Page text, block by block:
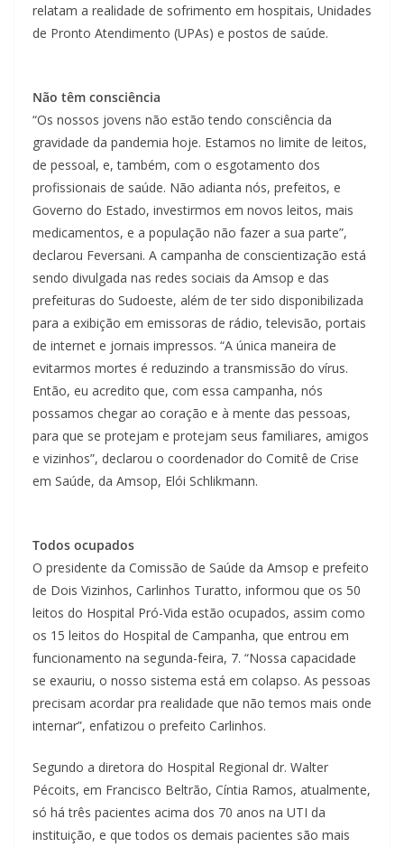
relatam a realidade de sofrimento em hospitais, Unidades
de Pronto Atendimento (UPAs) e postos de saúde.
Não têm consciência
“Os nossos jovens não estão tendo consciência da
gravidade da pandemia hoje. Estamos no limite de leitos,
de pessoal, e, também, com o esgotamento dos
profissionais de saúde. Não adianta nós, prefeitos, e
Governo do Estado, investirmos em novos leitos, mais
medicamentos, e a população não fazer a sua parte”,
declarou Feversani. A campanha de conscientização está
sendo divulgada nas redes sociais da Amsop e das
prefeituras do Sudoeste, além de ter sido disponibilizada
para a exibição em emissoras de rádio, televisão, portais
de internet e jornais impressos. “A única maneira de
evitarmos mortes é reduzindo a transmissão do vírus.
Então, eu acredito que, com essa campanha, nós
possamos chegar ao coração e à mente das pessoas,
para que se protejam e protejam seus familiares, amigos
e vizinhos”, declarou o coordenador do Comitê de Crise
em Saúde, da Amsop, Elói Schlikmann.
Todos ocupados
O presidente da Comissão de Saúde da Amsop e prefeito
de Dois Vizinhos, Carlinhos Turatto, informou que os 50
leitos do Hospital Pró-Vida estão ocupados, assim como
os 15 leitos do Hospital de Campanha, que entrou em
funcionamento na segunda-feira, 7. “Nossa capacidade
se exauriu, o nosso sistema está em colapso. As pessoas
precisam acordar pra realidade que não temos mais onde
internar”, enfatizou o prefeito Carlinhos.
Segundo a diretora do Hospital Regional dr. Walter
Pécoits, em Francisco Beltrão, Cíntia Ramos, atualmente,
só há três pacientes acima dos 70 anos na UTI da
instituição, e que todos os demais pacientes são mais